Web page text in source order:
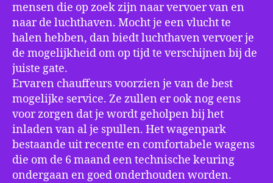
mensen die op zoek zijn naar vervoer van en
naar de luchthaven. Mocht je een vlucht te
halen hebben, dan biedt luchthaven vervoer je
de mogelijkheid om op tijd te verschijnen bij de
juiste gate.
Ervaren chauffeurs voorzien je van de best
mogelijke service. Ze zullen er ook nog eens
voor zorgen dat je wordt geholpen bij het
inladen van al je spullen. Het wagenpark
bestaande uit recente en comfortabele wagens
die om de 6 maand een technische keuring
ondergaan en goed onderhouden worden.